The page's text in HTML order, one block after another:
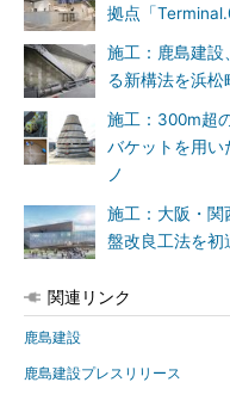
拠点「
施工：鹿島建設
る新構法を浜松
施工：300m超
バケットを用い
ノ
施工：大阪・関
盤改良工法を初
関連リンク
鹿島建設
鹿島建設プレスリリース